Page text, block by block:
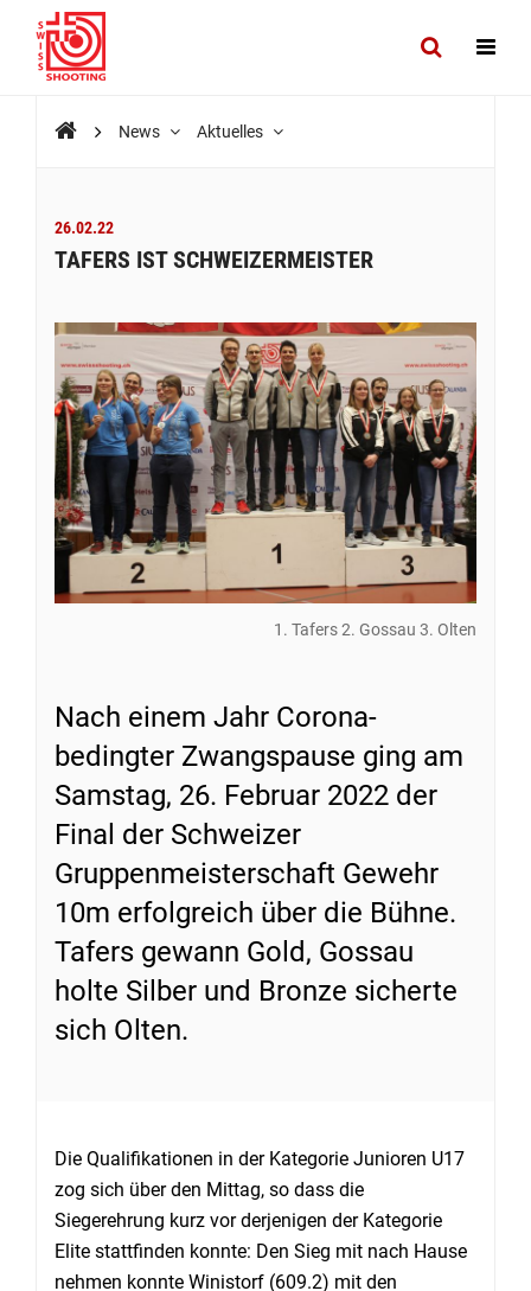
News Aktuelles
26.02.22
TAFERS IST SCHWEIZERMEISTER
1. Tafers 2. Gossau 3. Olten
Nach einem Jahr Corona-
bedingter Zwangspause ging am
Samstag, 26. Februar 2022 der
Final der Schweizer
Gruppenmeisterschaft Gewehr
10m erfolgreich über die Bühne.
Tafers gewann Gold, Gossau
holte Silber und Bronze sicherte
sich Olten.
Die Qualifikationen in der Kategorie Junioren U17
zog sich über den Mittag, so dass die
Siegerehrung kurz vor derjenigen der Kategorie
Elite stattfinden konnte: Den Sieg mit nach Hause
nehmen konnte Winistorf (609.2) mit den